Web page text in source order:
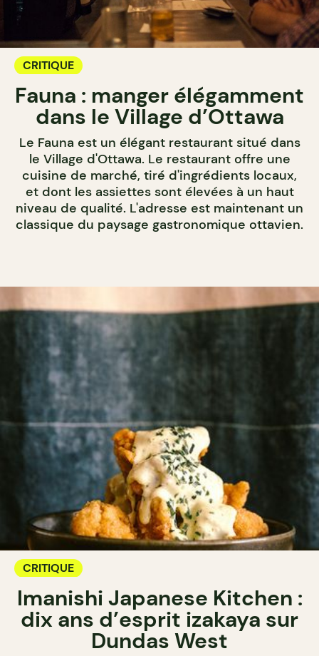
CRITIQUE
Fauna : manger élégamment
dans le Village d’Ottawa
Le Fauna est un élégant restaurant situé dans
le Village d'Ottawa. Le restaurant offre une
cuisine de marché, tiré d'ingrédients locaux,
et dont les assiettes sont élevées à un haut
niveau de qualité. L'adresse est maintenant un
classique du paysage gastronomique ottavien.
CRITIQUE
Imanishi Japanese Kitchen :
dix ans d’esprit izakaya sur
Dundas West